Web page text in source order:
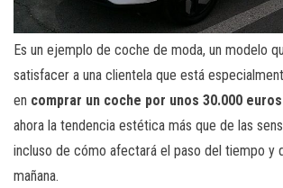
Es un ejemplo de coche de moda, un modelo
satisfacer a una clientela que está
en comprar un coche por unos 30.000 euros
ahora la tendencia estética más que de las
incluso de cómo afectará el paso del tiempo y
mañana.